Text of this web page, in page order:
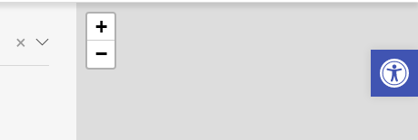
Abrir
×
+
−